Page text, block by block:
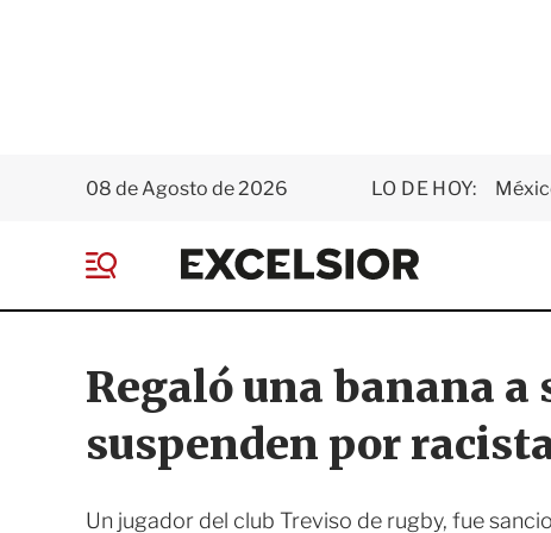
08 de Agosto de 2026 LO DE HOY:
E
x
e
i
o
r
e
Regaló una banana a
suspenden por
Un jugador del club Treviso de rugby, fue